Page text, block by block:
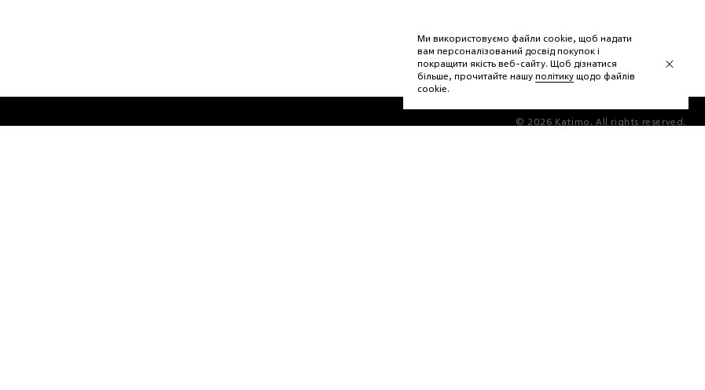
Ми використовуємо файли cookie, щоб надати
вам персоналізований досвід покупок і
покращити якість веб-сайту. Щоб дізнатися
більше, прочитайте нашуполітикущодо файлів
сookie.
© 2026 Katimo. All rights reserved.